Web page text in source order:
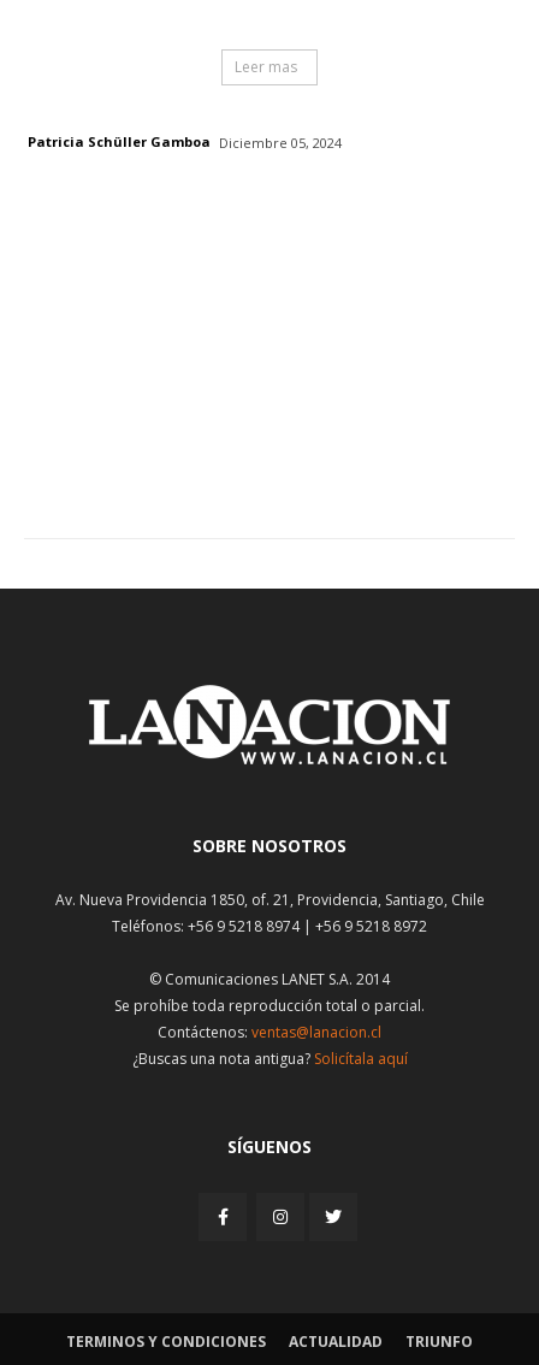
Leer mas
Patricia Schüller Gamboa Diciembre 05, 2024
SOBRE NOSOTROS
Av. Nueva Providencia 1850, of. 21, Providencia, Santiago, Chile
Teléfonos: +56 9 5218 8974 | +56 9 5218 8972
© Comunicaciones LANET S.A. 2014
Se prohíbe toda reproducción total o parcial.
Contáctenos: ventas@lanacion.cl
¿Buscas una nota antigua? Solicítala aquí
SÍGUENOS
TERMINOS Y CONDICIONES ACTUALIDAD TRIUNFO